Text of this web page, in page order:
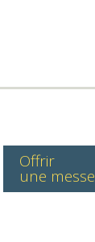
Offrir
une messe